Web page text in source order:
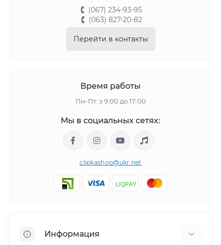
(067) 234-93-95
(063) 827-20-82
Перейти в контакты
Время работы
Пн-Пт: з 9:00 до 17:00
Мы в социальных сетях:
clipkashop@ukr.net
Информация